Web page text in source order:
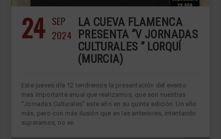
24 SEP
2024
LA CUEVA FLAMENCA
PRESENTA “V JORNADAS
CULTURALES ” LORQUÍ
(MURCIA)
Este jueves día 12 tendremos la presentación del evento
mas importante anual que realizamos, que son nuestras
“Jornadas Culturales” este año en su quinta edición. Un año
más, pero con más ilusión que en las anteriores, intentando
superarnos, no en